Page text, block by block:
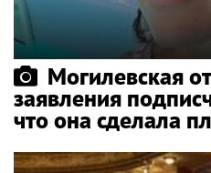
Могилевская
заявления
что она сделала